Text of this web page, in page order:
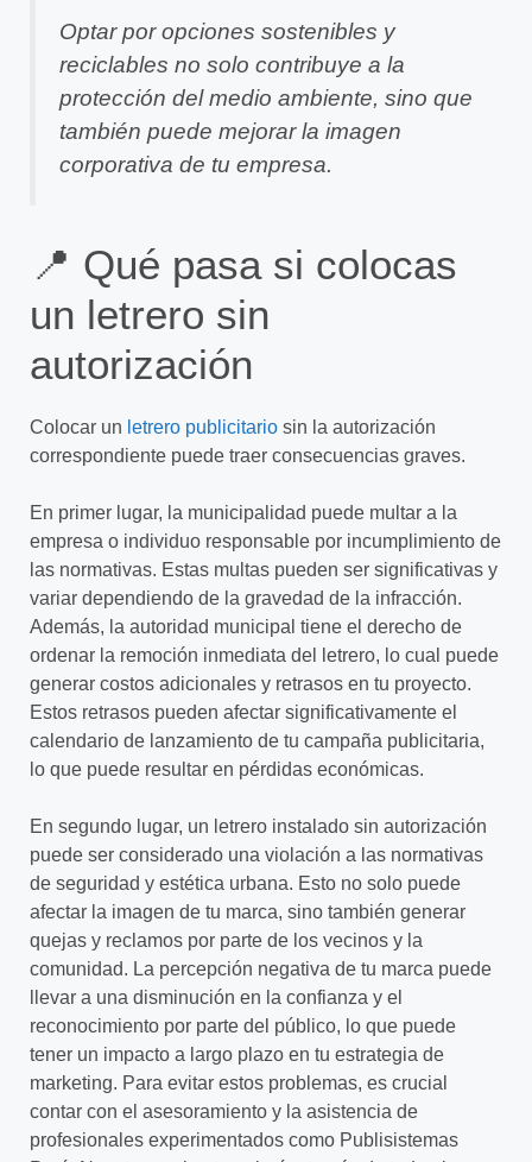
Optar por opciones sostenibles y
reciclables no solo contribuye a la
protección del medio ambiente, sino que
también puede mejorar la imagen
corporativa de tu empresa.
📍 Qué pasa si colocas
un letrero sin
autorización
Colocar un letrero publicitario sin la autorización
correspondiente puede traer consecuencias graves.
En primer lugar, la municipalidad puede multar a la
empresa o individuo responsable por incumplimiento de
las normativas. Estas multas pueden ser significativas y
variar dependiendo de la gravedad de la infracción.
Además, la autoridad municipal tiene el derecho de
ordenar la remoción inmediata del letrero, lo cual puede
generar costos adicionales y retrasos en tu proyecto.
Estos retrasos pueden afectar significativamente el
calendario de lanzamiento de tu campaña publicitaria,
lo que puede resultar en pérdidas económicas.
En segundo lugar, un letrero instalado sin autorización
puede ser considerado una violación a las normativas
de seguridad y estética urbana. Esto no solo puede
afectar la imagen de tu marca, sino también generar
quejas y reclamos por parte de los vecinos y la
comunidad. La percepción negativa de tu marca puede
llevar a una disminución en la confianza y el
reconocimiento por parte del público, lo que puede
tener un impacto a largo plazo en tu estrategia de
marketing. Para evitar estos problemas, es crucial
contar con el asesoramiento y la asistencia de
profesionales experimentados como Publisistemas